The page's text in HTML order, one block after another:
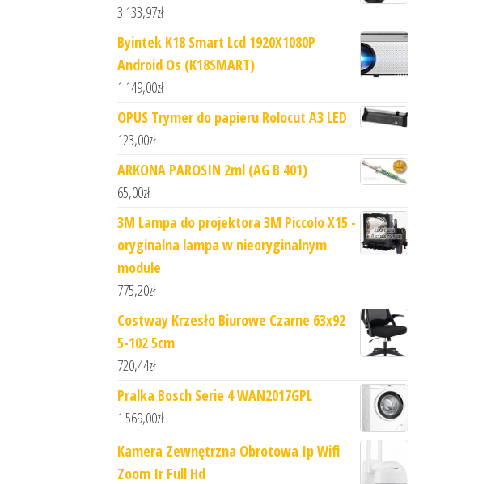
3 133,97zł
Byintek K18 Smart Lcd 1920X1080P
Android Os (K18SMART)
1 149,00zł
OPUS Trymer do papieru Rolocut A3 LED
123,00zł
ARKONA PAROSIN 2ml (AG B 401)
65,00zł
3M Lampa do projektora 3M Piccolo X15 -
oryginalna lampa w nieoryginalnym
module
775,20zł
Costway Krzesło Biurowe Czarne 63x92
5-102 5cm
720,44zł
Pralka Bosch Serie 4 WAN2017GPL
1 569,00zł
Kamera Zewnętrzna Obrotowa Ip Wifi
Zoom Ir Full Hd